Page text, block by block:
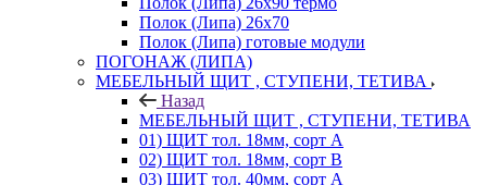
Полок (Липа) 26х70
Полок (Липа) готовые модули
ПОГОНАЖ (ЛИПА)
МЕБЕЛЬНЫЙ ЩИТ , СТУПЕНИ, ТЕТИВА
Назад
МЕБЕЛЬНЫЙ ЩИТ , СТУПЕНИ, ТЕТИВА
01) ЩИТ тол. 18мм, сорт А
02) ЩИТ тол. 18мм, сорт В
03) ЩИТ тол. 40мм, сорт А